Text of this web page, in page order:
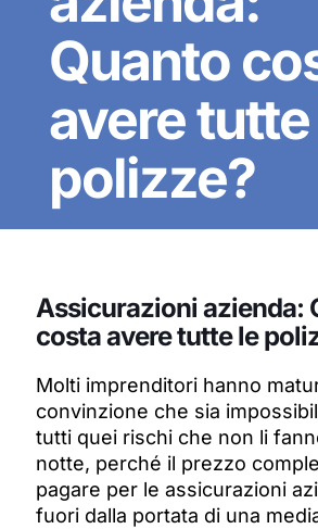
Quanto
avere
polizze?
Assicurazioni azienda:
costa avere tutte le
Molti imprenditori hanno
convinzione che sia
tutti quei rischi che non li
notte, perché il prezzo
pagare per le assicurazioni
fuori dalla portata di una